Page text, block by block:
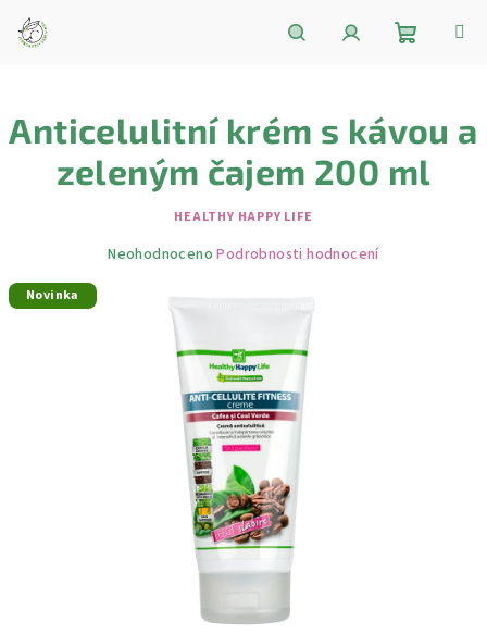
obsah
košík
Anticelulitní krém s kávou a
zeleným čajem 200 ml
HEALTHY HAPPY LIFE
Průměrné
hvězdiček.
Neohodnoceno Podrobnosti hodnocení
Novinka